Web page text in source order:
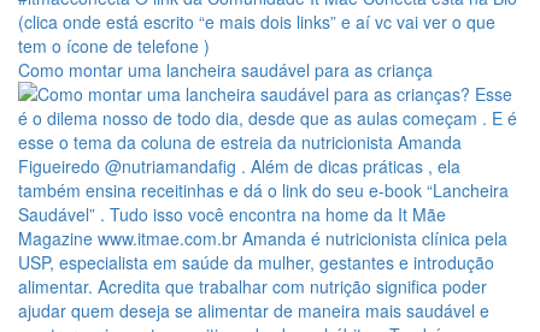
Como montar uma lancheira saudável para as criança